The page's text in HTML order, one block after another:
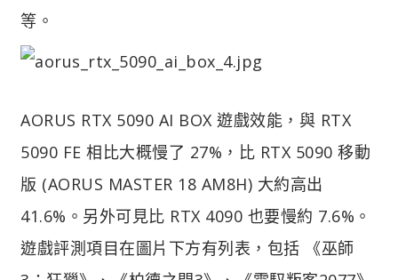
等。
AORUS RTX 5090 AI BOX 遊戲效能，與 RTX
5090 FE 相比大概慢了 27%，比 RTX 5090 移動
版 (AORUS MASTER 18 AM8H) 大約高出
41.6%。另外可見比 RTX 4090 也要慢約 7.6%。
遊戲評測項目在圖片下方有列表，包括 《巫師